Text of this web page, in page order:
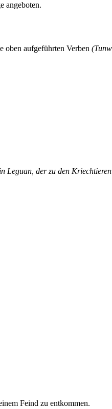
angeboten.
oben aufgeführten Verben
Leguan, der zu den
Feind zu entkommen.